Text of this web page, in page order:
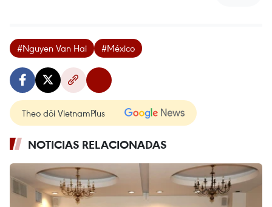
#Nguyen Van Hai #México
Theo dõi VietnamPlus
NOTICIAS RELACIONADAS